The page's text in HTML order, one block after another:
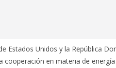
Estados Unidos y la República
en materia de